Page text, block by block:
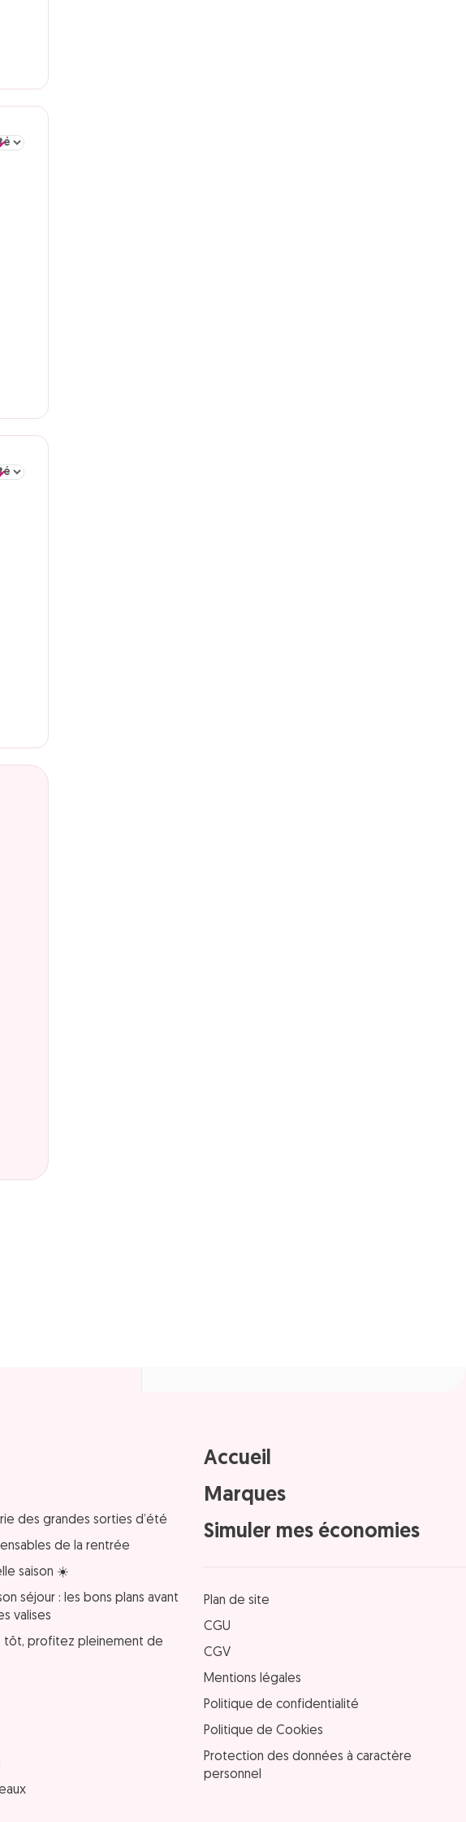
la quantité pour Enfant CE dpt 72 2 jrs
la quantité pour adulte CE dpt72 2 jours
des grandes sorties d’été
de la rentrée
saison ☀️
séjour : les bons plans avant
valises
profitez pleinement de
Accueil
Marques
Simuler mes économies
Plan de site
CGU
CGV
Mentions légales
Politique de confidentialité
Politique de Cookies
Protection des données à caractère
personnel